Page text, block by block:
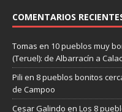
COMENTARIOS
Tomas en 10 pueblos muy
(Teruel): de Albarracín a
Pili en 8 pueblos bonitos
de Campoo
Cesar Galindo en Los 8